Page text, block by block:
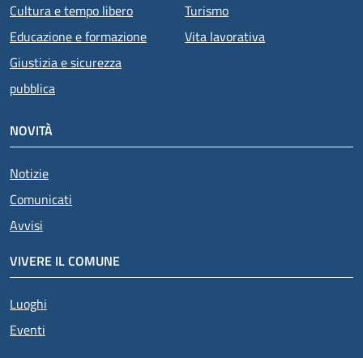
Cultura e tempo libero
Educazione e formazione
Giustizia e sicurezza
pubblica
Turismo
Vita lavorativa
NOVITÀ
Notizie
Comunicati
Avvisi
VIVERE IL COMUNE
Luoghi
Eventi